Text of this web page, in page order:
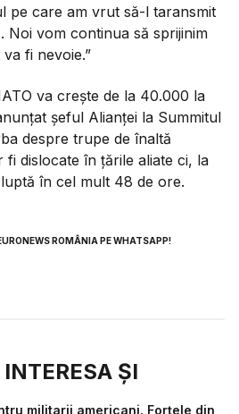
pe care am vrut să-l taransmit
Noi vom continua să sprijinim
fi nevoie.”
va crește de la 40.000 la
șeful Alianței la Summitul
despre trupe de înaltă
dislocate în țările aliate ci, la
în cel mult 48 de ore.
ROMÂNIA PE WHATSAPP!
ȘI
militarii americani. Forțele din